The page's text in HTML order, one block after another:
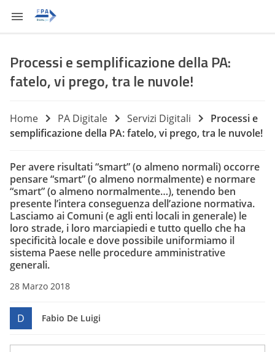
Processi e semplificazione della PA:
fatelo, vi prego, tra le nuvole!
Home PA Digitale Servizi Digitali
Processi e
semplificazione della PA: fatelo, vi prego, tra le nuvole!
Per avere risultati “smart” (o almeno normali) occorre
pensare “smart” (o almeno normalmente) e normare
“smart” (o almeno normalmente…), tenendo ben
presente l’intera conseguenza dell’azione normativa.
Lasciamo ai Comuni (e agli enti locali in generale) le
loro strade, i loro marciapiedi e tutto quello che ha
specificità locale e dove possibile uniformiamo il
sistema Paese nelle procedure amministrative
generali.
28 Marzo 2018
D Fabio De Luigi